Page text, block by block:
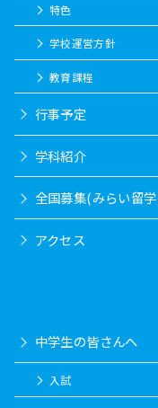
特色
学校運営方針
教育課程
行事予定
学科紹介
全国募集(みらい留
アクセス
中学生の皆さんへ
入試